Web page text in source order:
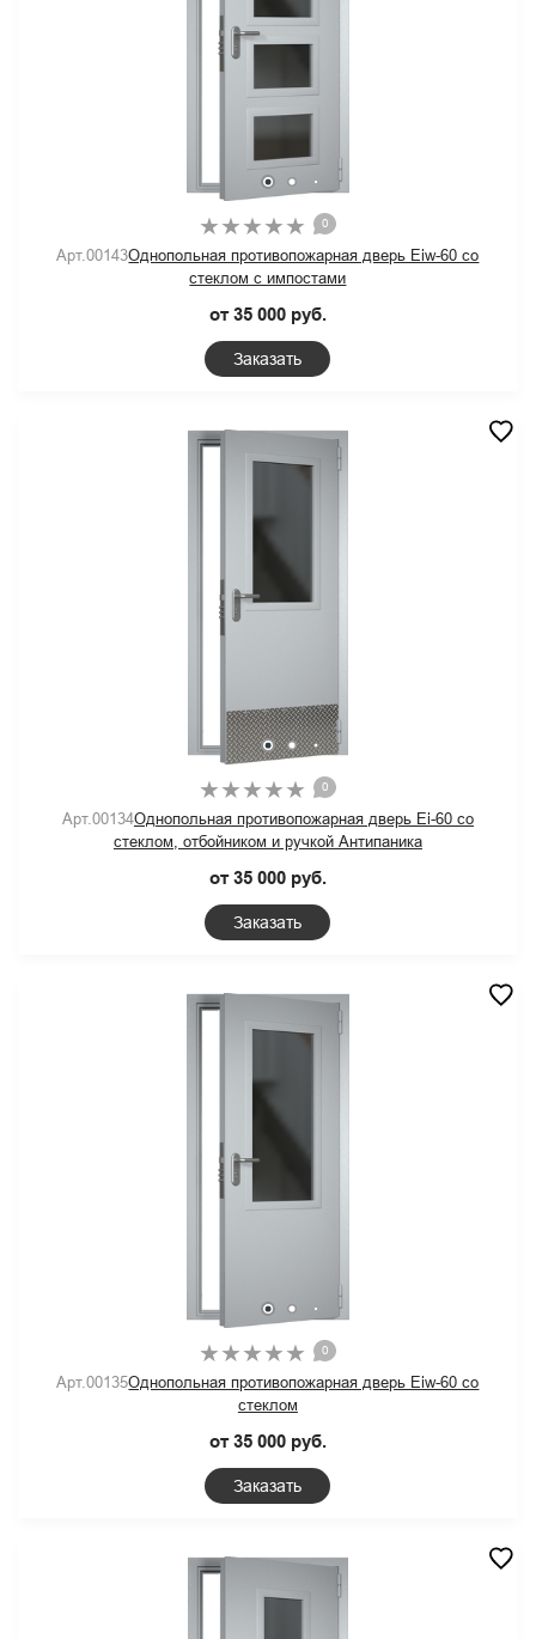
0
Арт.00143Однопольная противопожарная дверь Eiw-60 со
стеклом с импостами
от 35 000 руб.
Заказать
0
Арт.00134Однопольная противопожарная дверь Ei-60 со
стеклом, отбойником и ручкой Антипаника
от 35 000 руб.
Заказать
0
Арт.00135Однопольная противопожарная дверь Eiw-60 со
стеклом
от 35 000 руб.
Заказать